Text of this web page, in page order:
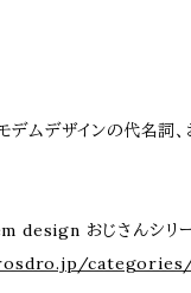
ムデザインの代名詞、
design おじさんシリ
categories/